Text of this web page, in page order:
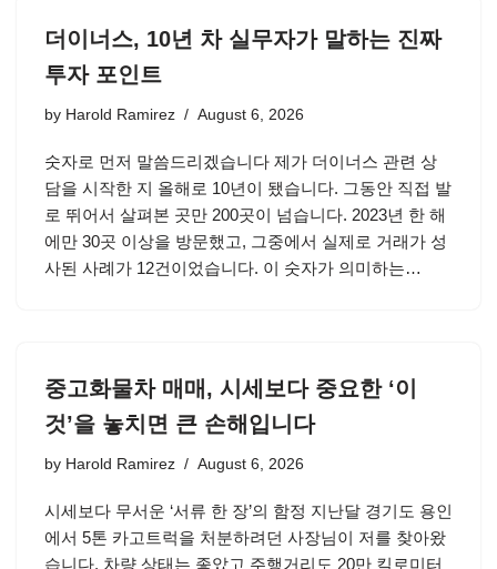
더이너스, 10년 차 실무자가 말하는 진짜
투자 포인트
by Harold Ramirez August 6, 2026
숫자로 먼저 말씀드리겠습니다 제가 더이너스 관련 상
담을 시작한 지 올해로 10년이 됐습니다. 그동안 직접 발
로 뛰어서 살펴본 곳만 200곳이 넘습니다. 2023년 한 해
에만 30곳 이상을 방문했고, 그중에서 실제로 거래가 성
사된 사례가 12건이었습니다. 이 숫자가 의미하는…
중고화물차 매매, 시세보다 중요한 ‘이
것’을 놓치면 큰 손해입니다
by Harold Ramirez August 6, 2026
시세보다 무서운 ‘서류 한 장’의 함정 지난달 경기도 용인
에서 5톤 카고트럭을 처분하려던 사장님이 저를 찾아왔
습니다. 차량 상태는 좋았고 주행거리도 20만 킬로미터